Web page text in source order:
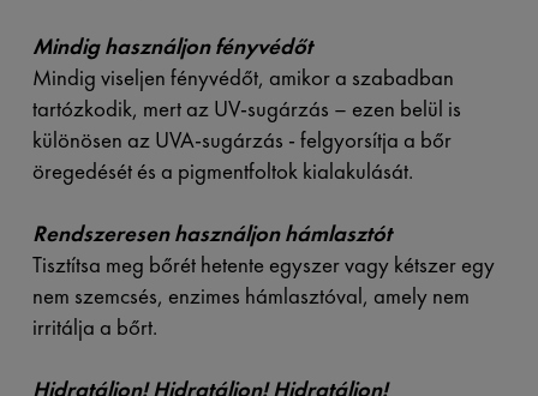
Mindig használjon fényvédőt
Mindig viseljen fényvédőt, amikor a szabadban
tartózkodik, mert az UV-sugárzás – ezen belül is
különösen az UVA-sugárzás - felgyorsítja a bőr
öregedését és a pigmentfoltok kialakulását.
Rendszeresen használjon hámlasztót
Tisztítsa meg bőrét hetente egyszer vagy kétszer egy
nem szemcsés, enzimes hámlasztóval, amely nem
irritálja a bőrt.
Hidratáljon! Hidratáljon! Hidratáljon!